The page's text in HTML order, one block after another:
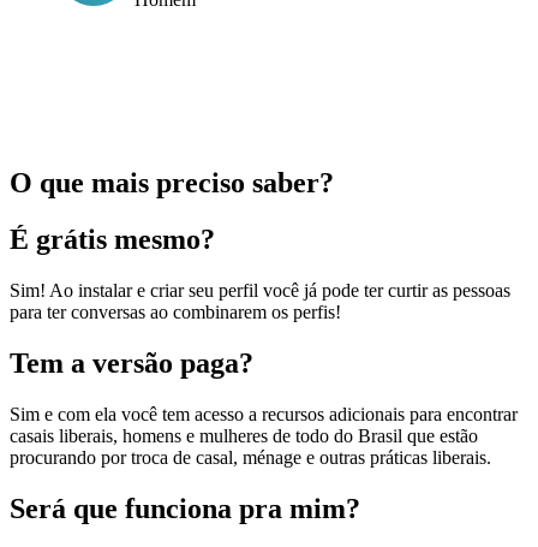
O que mais preciso saber?
É grátis mesmo?
Sim! Ao instalar e criar seu perfil você já pode ter curtir as pessoas
para ter conversas ao combinarem os perfis!
Tem a versão paga?
Sim e com ela você tem acesso a recursos adicionais para encontrar
casais liberais, homens e mulheres de todo do Brasil que estão
procurando por troca de casal, ménage e outras práticas liberais.
Será que funciona pra mim?